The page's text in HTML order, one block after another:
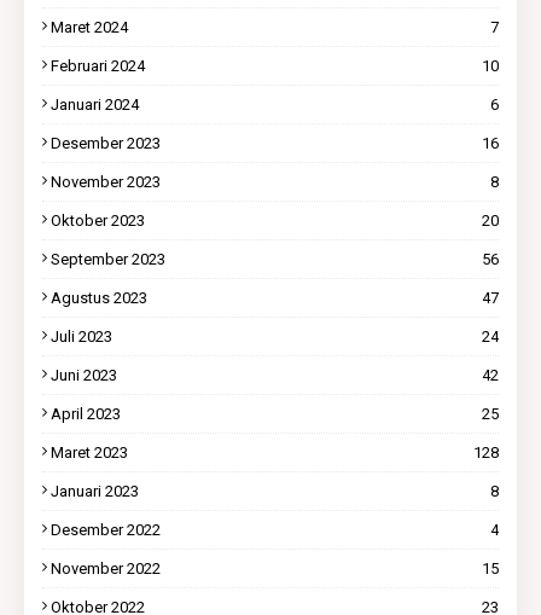
Maret 2024 7
Februari 2024 10
Januari 2024 6
Desember 2023 16
November 2023 8
Oktober 2023 20
September 2023 56
Agustus 2023 47
Juli 2023 24
Juni 2023 42
April 2023 25
Maret 2023 128
Januari 2023 8
Desember 2022 4
November 2022 15
Oktober 2022 23